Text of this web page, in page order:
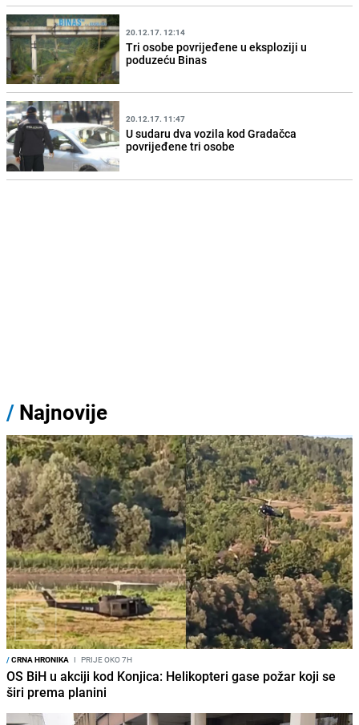
20.12.17. 12:14
Tri osobe povrijeđene u eksploziji u
poduzeću Binas
20.12.17. 11:47
U sudaru dva vozila kod Gradačca
povrijeđene tri osobe
/ Najnovije
/CRNA HRONIKA I PRIJE OKO 7H
OS BiH u akciji kod Konjica: Helikopteri gase požar koji se
širi prema planini